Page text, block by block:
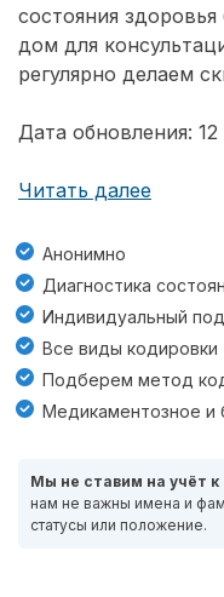
состояния
дом для
регулярно делаем
Дата обновления:
Читать далее
Анонимно
Диагностика
Индивидуальный
Все виды кодировки
Подберем метод
Медикаментозное и
Мы не ставим на учёт к
нам не важны имена и
статусы или положение.